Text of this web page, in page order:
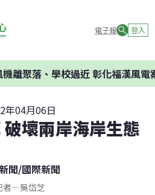
電子報 登入
聚落、學校過近 彰化福漢風電案
年04月06日
壞兩岸海岸生態
聞/國際新聞
者—吳岱芝